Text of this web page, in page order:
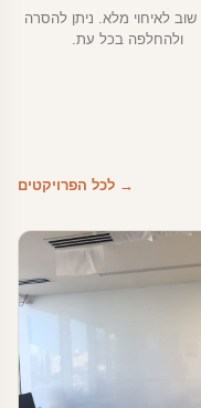
שוב לאיחוי מלא. ניתן להסרה
ולהחלפה בכל עת.
→ לכל הפרויקטים